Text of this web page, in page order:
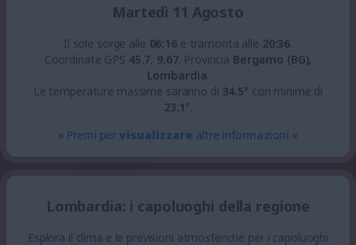
Martedì 11 Agosto
Il sole sorge alle 06:16e tramonta alle 20:36.
Coordinate GPS 45.7, 9.67. Provincia Bergamo (BG),
Lombardia.
Le temperature massime saranno di 34.5° con minime di
23.1°.
» Premi pervisualizzare altre informazioni «
Lombardia: i capoluoghi della regione
Esplora il clima e le previsioni atmosferiche per i capoluoghi